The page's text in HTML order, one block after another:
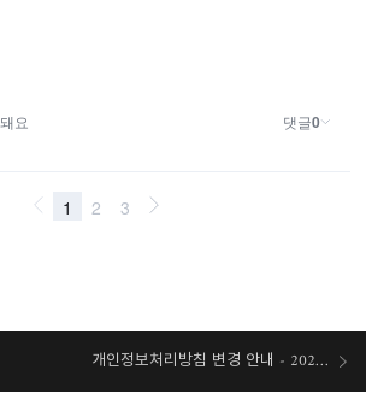
개인정보처리방침 변경 안내 - 2026/07/30 시행